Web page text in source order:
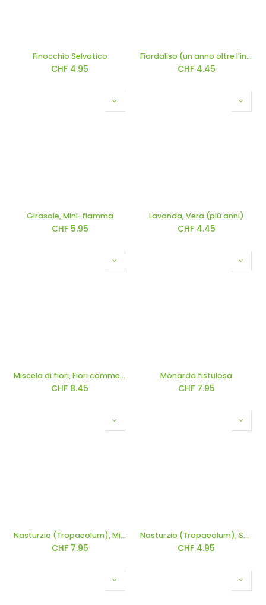
Finocchio Selvatico
CHF 4.95
Fiordaliso (un anno oltre l'inverno)
CHF 4.45
Girasole, Mini-fiamma
CHF 5.95
Lavanda, Vera (più anni)
CHF 4.45
Miscela di fiori, Fiori commestibili (annuali)
CHF 8.45
Monarda fistulosa
CHF 7.95
Nasturzio (Tropaeolum), Mini
CHF 7.95
Nasturzio (Tropaeolum), Semplice misto
CHF 4.95